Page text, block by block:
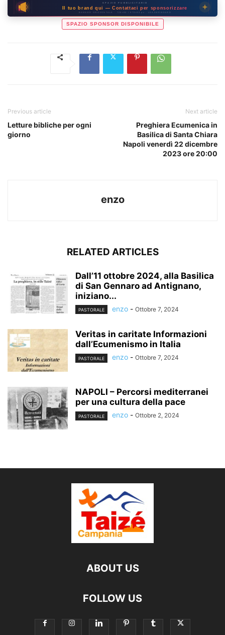
SPAZIO PUBBLICITARIO
Il tuo brand qui — Contattaci per sponsorizzare
BANNER ORIZZONTALE · 728×90 / 970×90 px · LEADERBOARD
SPAZIO SPONSOR DISPONIBILE
Previous article
Letture bibliche per ogni
giorno
Next article
Preghiera Ecumenica in
Basilica di Santa Chiara
Napoli venerdì 22 dicembre
2023 ore 20:00
enzo
RELATED ARTICLES
Dall’11 ottobre 2024, alla Basilica
di San Gennaro ad Antignano,
iniziano...
PASTORALE enzo - Ottobre 7, 2024
Veritas in caritate Informazioni
dall’Ecumenismo in Italia
PASTORALE enzo - Ottobre 7, 2024
NAPOLI – Percorsi mediterranei
per una cultura della pace
PASTORALE enzo - Ottobre 2, 2024
ABOUT US
FOLLOW US